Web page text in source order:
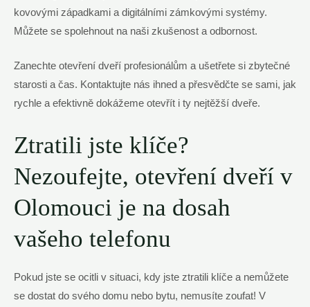
kovovými západkami a digitálními zámkovými systémy.
Můžete se spolehnout na naši zkušenost a odbornost.
Zanechte otevření dveří profesionálům a ušetřete si zbytečné
starosti a čas. Kontaktujte nás ihned a přesvědčte se sami, jak
rychle a efektivně dokážeme otevřít i ty nejtěžší dveře.
Ztratili jste klíče?
Nezoufejte, otevření dveří v
Olomouci je na dosah
vašeho telefonu
Pokud jste se ocitli v situaci, kdy jste ztratili klíče a nemůžete
se dostat do svého domu nebo bytu, nemusíte zoufat! V